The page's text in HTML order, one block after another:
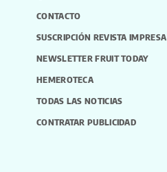
CONTACTO
SUSCRIPCIÓN REVISTA IMPRESA
NEWSLETTER FRUIT TODAY
HEMEROTECA
TODAS LAS NOTICIAS
CONTRATAR PUBLICIDAD